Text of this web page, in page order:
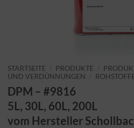
STARTSEITE PRODUKTE
UND VERDÜNNUNGEN
DPM – #9816
5L, 30L, 60L, 200L
vom Hersteller